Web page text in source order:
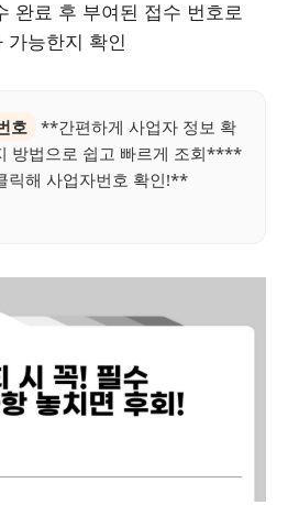
완료 후 부여된 접수 번호로
가능한지 확인
호
**간편하게 사업자 정보 확
방법으로 쉽고 빠르게 조회****
릭해 사업자번호 확인!**